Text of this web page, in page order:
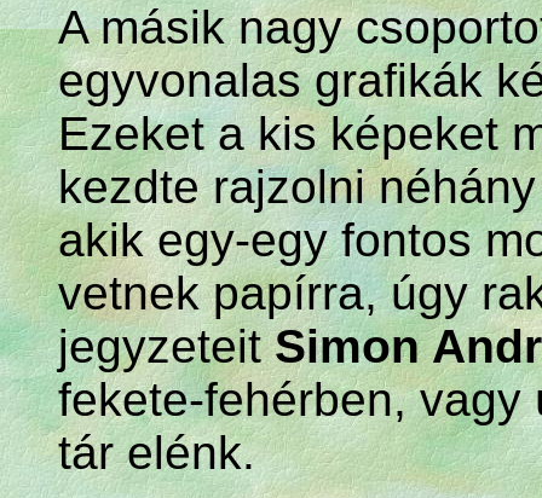
A másik nagy
egyvonalas grafikák
Ezeket a kis képeket
kezdte rajzolni
akik egy-egy fontos
vetnek papírra, úgy
jegyzeteitSimon
fekete-fehérben,
tár elénk.